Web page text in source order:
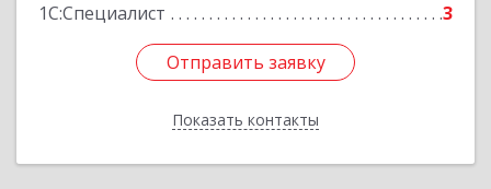
1С:Специалист
3
Отправить заявку
Показать контакты
Отправить заявку
Назад